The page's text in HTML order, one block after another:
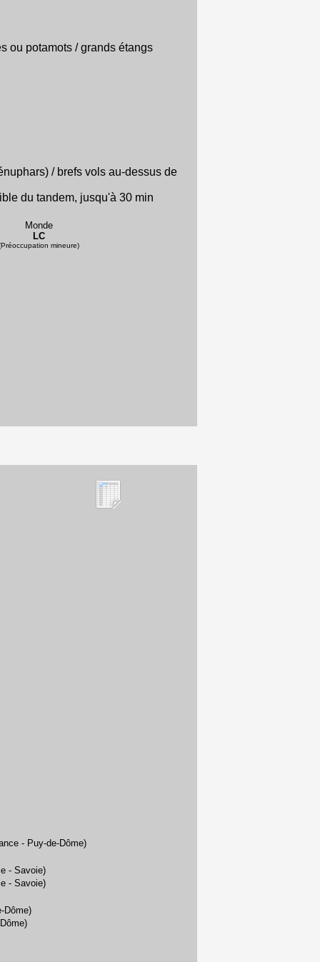
ou potamots / grands étangs
/ brefs vols au-dessus de
du tandem, jusqu'à 30 min
Monde
LC
mineure)
- Puy-de-Dôme)
- Savoie)
- Savoie)
Dôme)